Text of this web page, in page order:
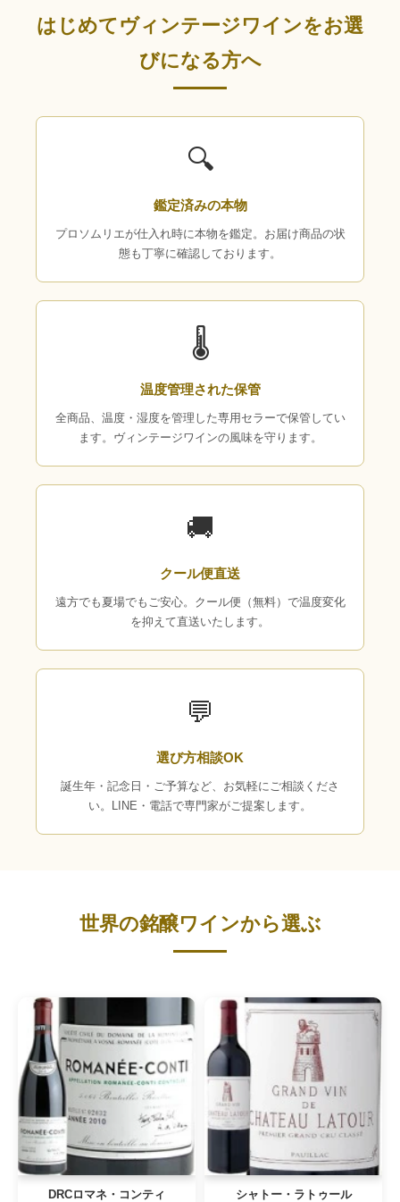
はじめてヴィンテージワインをお選
びになる方へ
🔍
鑑定済みの本物
プロソムリエが仕入れ時に本物を鑑定。お届け商品の状
態も丁寧に確認しております。
🌡
温度管理された保管
全商品、温度・湿度を管理した専用セラーで保管してい
ます。ヴィンテージワインの風味を守ります。
🚚
クール便直送
遠方でも夏場でもご安心。クール便（無料）で温度変化
を抑えて直送いたします。
💬
選び方相談OK
誕生年・記念日・ご予算など、お気軽にご相談くださ
い。LINE・電話で専門家がご提案します。
世界の銘醸ワインから選ぶ
DRCロマネ・コンティ シャトー・ラトゥール